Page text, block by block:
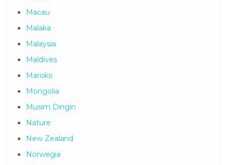
Macau
Malaka
Malaysia
Maldives
Maroko
Mongolia
Musim Dingin
Nature
New Zealand
Norwegia